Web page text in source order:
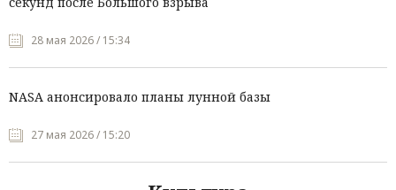
28 мая 2026 / 15:34
NASA анонсировало планы лунной базы
27 мая 2026 / 15:20